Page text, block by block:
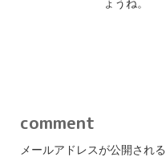
ょうね。
comment
メールアドレスが公開され